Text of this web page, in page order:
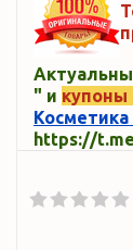
" и купоны
https://